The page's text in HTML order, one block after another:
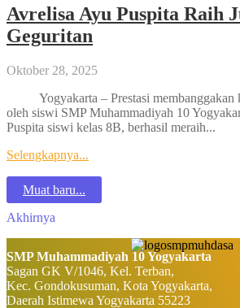
Avrelisa Ayu Puspita Raih
Geguritan
Oktober 28, 2025
Yogyakarta – Prestasi
oleh siswi SMP Muhammadiyah 10
Puspita siswi kelas 8B, berhasil meraih...
Selengkapnya...
Muat baru...
Akhirnya
SMP Muhammadiyah 10 Yogyakarta
Sagan GK V/1046, Kel. Terban,
Kec. Gondokusuman, Kota Yogyakarta,
Daerah Istimewa Yogyakarta 55223